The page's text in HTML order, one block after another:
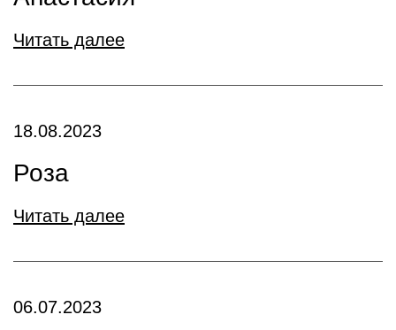
Читать далее
18.08.2023
Роза
Читать далее
06.07.2023